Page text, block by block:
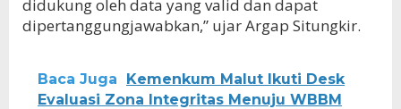
didukung oleh data yang valid dan dapat
dipertanggungjawabkan,” ujar Argap Situngkir.
Baca Juga
Kemenkum Malut Ikuti Desk
Evaluasi Zona Integritas Menuju WBBM